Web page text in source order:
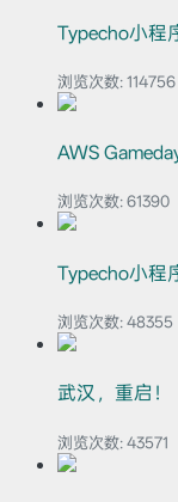
Typecho小程
浏览次数: 114756
AWS
浏览次数: 61390
Typecho小程
浏览次数: 48355
武汉，重启！
浏览次数: 43571